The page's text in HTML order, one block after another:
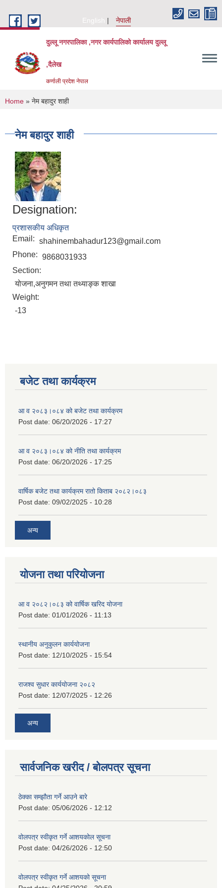
English
नेपाली
दुल्लू नगरपालिका ,नगर कार्यपालिकाे कार्यालय दुल्लू
,दैलेख
कर्णाली प्रदेश नेपाल
You are here
Home » नेम बहादुर शाही
नेम बहादुर शाही
Designation:
प्रशासकीय अधिकृत
Email: shahinembahadur123@gmail.com
Phone: 9868031933
Section:
योजना,अनुगमन तथा तथ्याङ्क शाखा
Weight:
-13
बजेट तथा कार्यक्रम
आ व २०८३।०८४ को बजेट तथा कार्यक्रम
Post date: 06/20/2026 - 17:27
आ व २०८३।०८४ को नीति तथा कार्यक्रम
Post date: 06/20/2026 - 17:25
वार्षिक बजेट तथा कार्यक्रम रातो किताब २०८२।०८३
Post date: 09/02/2025 - 10:28
अन्य
योजना तथा परियोजना
आ व २०८२।०८३ को वार्षिक खरिद योजना
Post date: 01/01/2026 - 11:13
स्थानीय अनुकुलन कार्ययोजना
Post date: 12/10/2025 - 15:54
राजश्व सुधार कार्ययोजना २०८२
Post date: 12/07/2025 - 12:26
अन्य
सार्वजनिक खरीद / बोलपत्र सूचना
ठेक्का सम्झौता गर्ने आउने बारे
Post date: 05/06/2026 - 12:12
वोलपत्र स्वीकृत गर्ने आशयकोल सूचना
Post date: 04/26/2026 - 12:50
वोलपत्र स्वीकृत गर्ने आशयको सूचना